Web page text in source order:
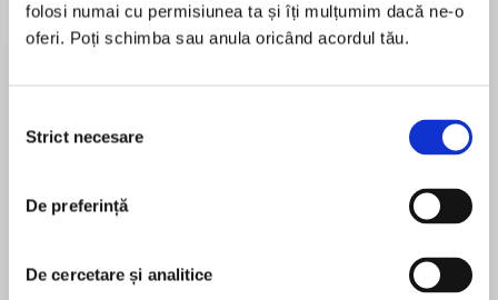
folosi numai cu permisiunea ta și îți mulțumim dacă ne-o
oferi. Poți schimba sau anula oricând acordul tău.
consimțământului
Strict necesare
De preferință
De cercetare și analitice
Elita de Argint (Elita
de...
Dani Francis
Diavolul se îmbracă de
la...
Lauren Weisberger
Migdală
Sohn Won-pyung
MERGEȚI O ZI ÎN SANDALELE UNUI ROMAN...
CUM ERA OARE VIAȚA ÎNTR-UNUL DINTRE CELE
MAI PUTERNICE ȘI MAI PLINE DE VIAȚĂ ORAȘE
ALE LUMII ANTICE – UN ORAȘ CARE ERA DE